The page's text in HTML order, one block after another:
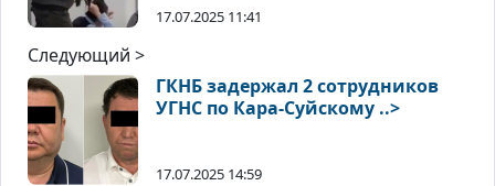
17.07.2025 11:41
Следующий >
ГКНБ задержал 2 сотрудников
УГНС по Кара-Суйскому ..>
17.07.2025 14:59